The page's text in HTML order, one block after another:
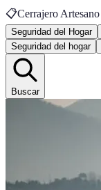
📋Cerrajero Artesano
Seguridad del Hogar
Seguridad del hogar
Buscar